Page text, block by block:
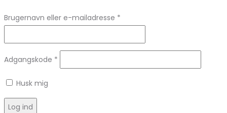
Brugernavn eller e-mailadresse *
Adgangskode *
Husk mig
Log ind